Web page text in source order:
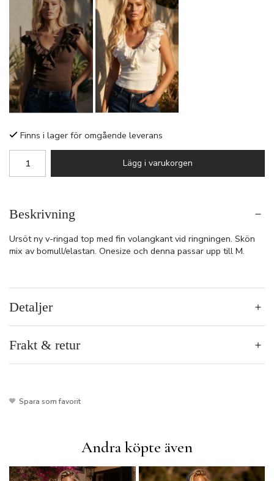
Finns i lager för omgående leverans
Lägg i varukorgen
Beskrivning
Ursöt ny v-ringad top med fin volangkant vid ringningen. Skön
mix av bomull/elastan. Onesize och denna passar upp till M.
Detaljer
Frakt & retur
Spara som favorit
Andra köpte även